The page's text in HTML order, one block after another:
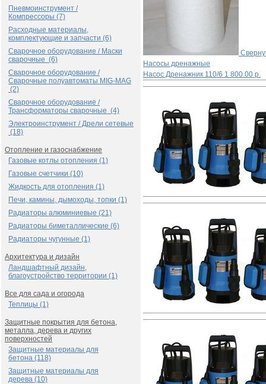
Пневмоинструмент /
Компрессоры (7)
Расходные материалы,
комплектующие и запчасти (6)
Сварочное оборудование / Маски
сварочные (6)
Сварочное оборудование /
Сварочные полуавтоматы MIG-MAG
(2)
Сварочное оборудование /
Трансформаторы сварочные (4)
Электроинструмент / Дрели сетевые
(18)
Отопление и газоснабжение
Газовые котлы отопления (1)
Газовые счетчики (10)
Жидкость для отопления (1)
Печи, камины, дымоходы, топки (1)
Радиаторы алюминиевые (21)
Радиаторы биметаллические (6)
Радиаторы чугунные (1)
Архитектура и дизайн
Ландшафтный дизайн,
благоустройство территории (1)
Все для сада и огорода
Теплицы (1)
Защитные покрытия для бетона,
металла, дерева и других
поверхностей
Защитные материалы для
бетона (118)
Защитные материалы для
дерева (10)
Насосы дренажные
Насос Дренажник 110/6 1 800.00 р.